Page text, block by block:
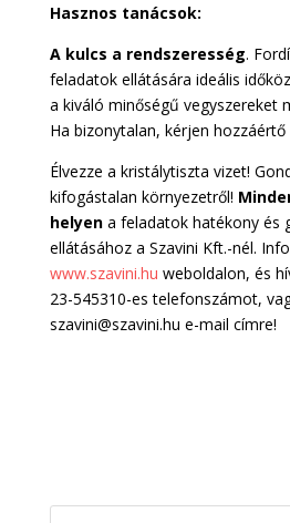
Hasznos tanácsok:
A kulcs a rendszeresség.
feladatok ellátására ideális
a kiváló minőségű vegyszereket
Ha bizonytalan, kérjen hozzáértő
Élvezze a kristálytiszta vizet!
kifogástalan környezetről!
helyena feladatok hatékony és
ellátásához a Szavini Kft.-nél.
www.szavini.hu weboldalon, és
23-545310-es telefonszámot,
szavini@szavini.hu e-mail címre!